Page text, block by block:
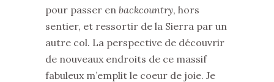
pour passer en backcountry, hors
sentier, et ressortir de la Sierra par un
autre col. La perspective de découvrir
de nouveaux endroits de ce massif
fabuleux m’emplit le coeur de joie. Je